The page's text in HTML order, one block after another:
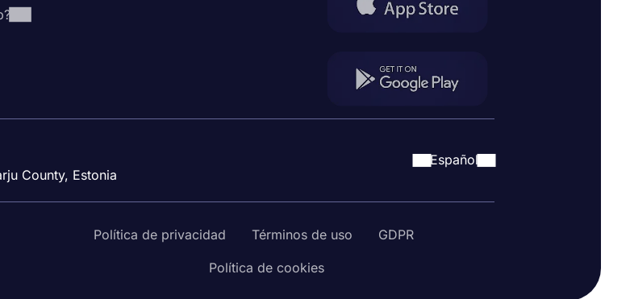
County, Estonia
Español
Política de privacidad Términos de uso GDPR
Política de cookies